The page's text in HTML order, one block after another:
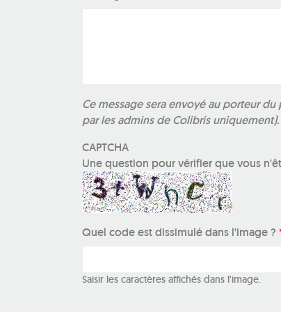
Ce message sera envoyé au porteur
par les admins de Colibris uniquement).
CAPTCHA
Une question pour vérifier que vous
Quel code est dissimulé dans l'image ?
Saisir les caractères affichés dans l'image.